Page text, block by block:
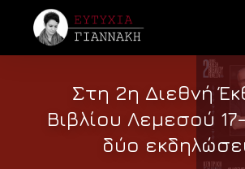
Στη 2η Διεθνή
Βιβλίου Λεμεσού
δύο